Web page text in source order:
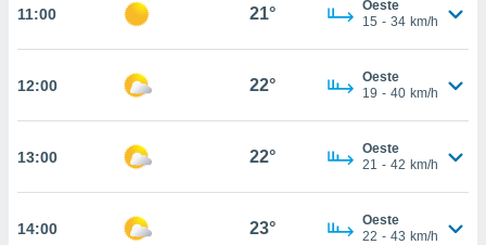
site
de que
não
o
11:00 21°
Oeste
15 - 34 km/h
12:00 22°
Oeste
19 - 40 km/h
13:00 22°
Oeste
21 - 42 km/h
14:00 23°
Oeste
22 - 43 km/h